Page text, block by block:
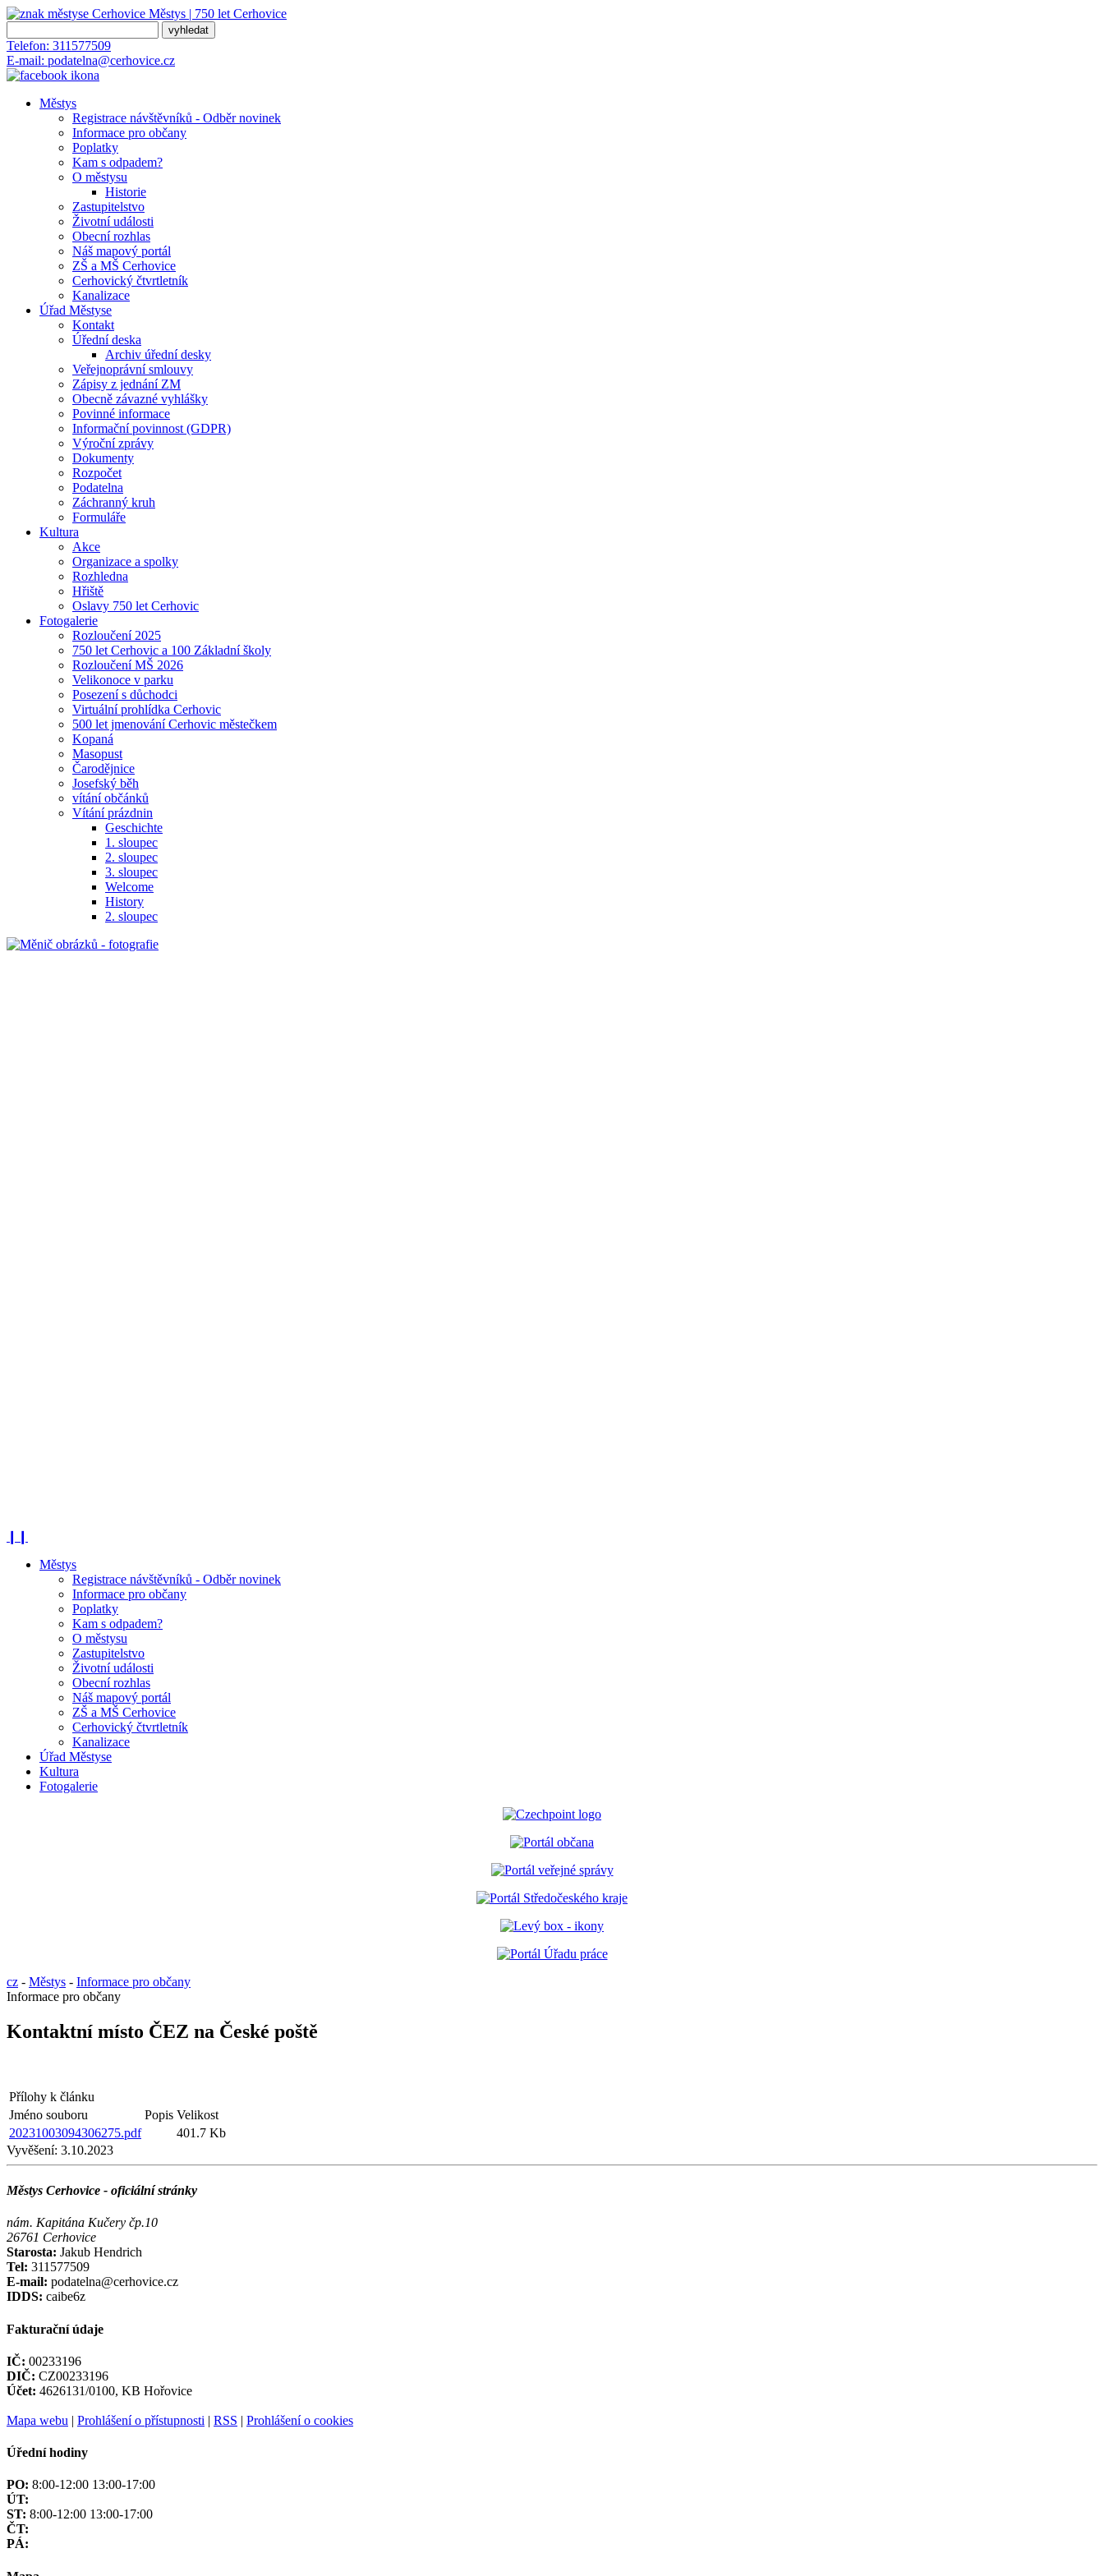
Městys | 750 let Cerhovice
Telefon: 311577509
E-mail: podatelna@cerhovice.cz
Městys
Registrace návštěvníků - Odběr novinek
Informace pro občany
Poplatky
Kam s odpadem?
O městysu
Historie
Zastupitelstvo
Životní události
Obecní rozhlas
Náš mapový portál
ZŠ a MŠ Cerhovice
Cerhovický čtvrtletník
Kanalizace
Úřad Městyse
Kontakt
Úřední deska
Archiv úřední desky
Veřejnoprávní smlouvy
Zápisy z jednání ZM
Obecně závazné vyhlášky
Povinné informace
Informační povinnost (GDPR)
Výroční zprávy
Dokumenty
Rozpočet
Podatelna
Záchranný kruh
Formuláře
Kultura
Akce
Organizace a spolky
Rozhledna
Hřiště
Oslavy 750 let Cerhovic
Fotogalerie
Rozloučení 2025
750 let Cerhovic a 100 Základní školy
Rozloučení MŠ 2026
Velikonoce v parku
Posezení s důchodci
Virtuální prohlídka Cerhovic
500 let jmenování Cerhovic městečkem
Kopaná
Masopust
Čarodějnice
Josefský běh
vítání občánků
Vítání prázdnin
Geschichte
1. sloupec
2. sloupec
3. sloupec
Welcome
History
2. sloupec
Městys
Registrace návštěvníků - Odběr novinek
Informace pro občany
Poplatky
Kam s odpadem?
O městysu
Zastupitelstvo
Životní události
Obecní rozhlas
Náš mapový portál
ZŠ a MŠ Cerhovice
Cerhovický čtvrtletník
Kanalizace
Úřad Městyse
Kultura
Fotogalerie
cz - Městys - Informace pro občany
Informace pro občany
Kontaktní místo ČEZ na České poště
Přílohy k článku
Jméno souboru
Popis Velikost
20231003094306275.pdf
401.7 Kb
Vyvěšení: 3.10.2023
Městys Cerhovice - oficiální stránky
nám. Kapitána Kučery čp.10
26761 Cerhovice
Starosta: Jakub Hendrich
Tel: 311577509
E-mail: podatelna@cerhovice.cz
IDDS: caibe6z
Fakturační údaje
IČ: 00233196
DIČ: CZ00233196
Účet: 4626131/0100, KB Hořovice
Mapa webu | Prohlášení o přístupnosti | RSS | Prohlášení o cookies
Úřední hodiny
PO: 8:00-12:00 13:00-17:00
ÚT:
ST: 8:00-12:00 13:00-17:00
ČT:
PÁ: